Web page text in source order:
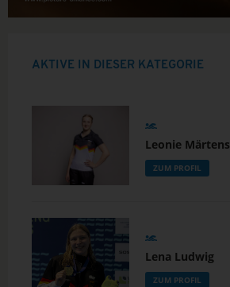
AKTIVE IN DIESER KATEGORIE
Leonie Märtens
ZUM PROFIL
Lena Ludwig
ZUM PROFIL